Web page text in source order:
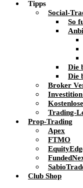
Tipps
Social-
So
Die
Die
Broker
Trading-
Prop-Trading
Apex
FTMO
Club Shop